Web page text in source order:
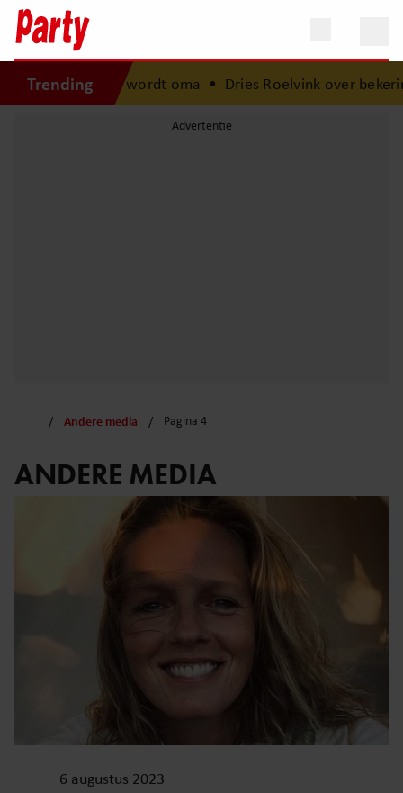
Trendingwordt oma•Dries Roelvink over bekering
Andere media Pagina 4
ANDERE MEDIA
6 augustus 2023